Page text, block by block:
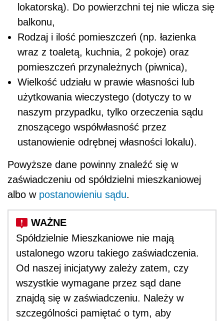
lokatorską). Do powierzchni tej nie wlicza się
balkonu,
Rodzaj i ilość pomieszczeń (np. łazienka
wraz z toaletą, kuchnia, 2 pokoje) oraz
pomieszczeń przynależnych (piwnica),
Wielkość udziału w prawie własności lub
użytkowania wieczystego (dotyczy to w
naszym przypadku, tylko orzeczenia sądu
znoszącego współwłasność przez
ustanowienie odrębnej własności lokalu).
Powyższe dane powinny znaleźć się w
zaświadczeniu od spółdzielni mieszkaniowej
albo w postanowieniu sądu.
Spółdzielnie Mieszkaniowe nie mają
ustalonego wzoru takiego zaświadczenia.
Od naszej inicjatywy zależy zatem, czy
wszystkie wymagane przez sąd dane
znajdą się w zaświadczeniu. Należy w
szczególności pamiętać o tym, aby